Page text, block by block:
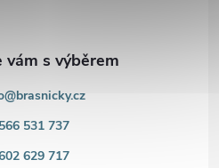
@brasnicky.cz
566 531 737
629 717